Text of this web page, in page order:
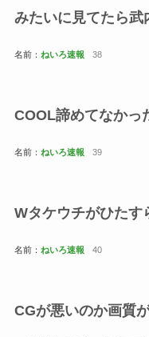
みたいに見てたら武
名前： ねいろ速報 38
COOL諦めてなかっ
名前： ねいろ速報 39
Wタケウチがひた
名前： ねいろ速報 40
CGが悪いのか画質